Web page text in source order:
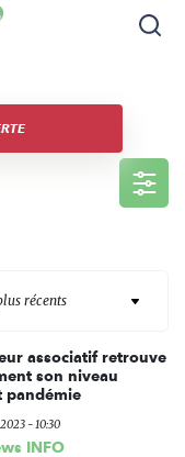
récents
associatif retrouve
son niveau
pandémie
- 10:30
INFO